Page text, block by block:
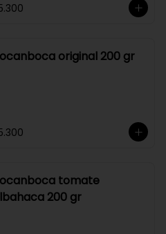
original 200 gr
tomate
200 gr